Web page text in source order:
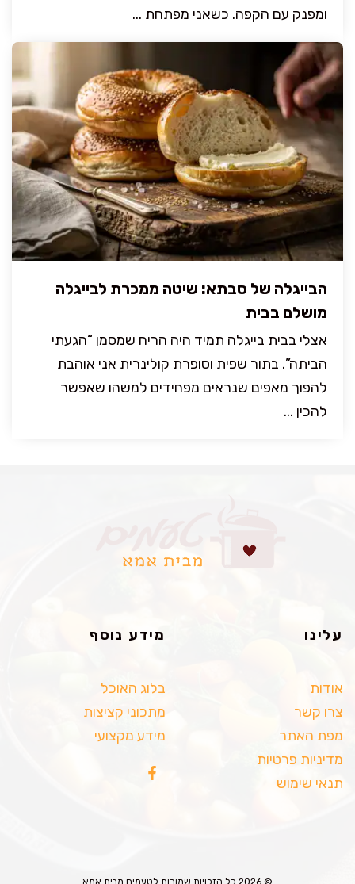
ומפנק עם הקפה. כשאני מפתחת ...
הבייגלה של סבתא: שיטה ממכרת לבייגלה
מושלם בבית
אצלי בבית בייגלה תמיד היה הריח שמסמן “הגעתי
הביתה”. בתור שפית וסופרת קולינרית אני אוהבת
להפוך מאפים שנראים מפחידים למשהו שאפשר
להכין ...
עלינו
אודות
צרו קשר
מפת האתר
מדיניות פרטיות
תנאי שימוש
מידע נוסף
בלוג האוכל
מתכוני קציצות
מידע מקצועי